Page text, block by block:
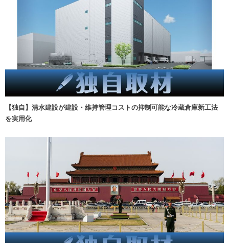
【独自】清水建設が建設・維持管理コストの抑制可能な冷蔵倉庫新工法
を実用化